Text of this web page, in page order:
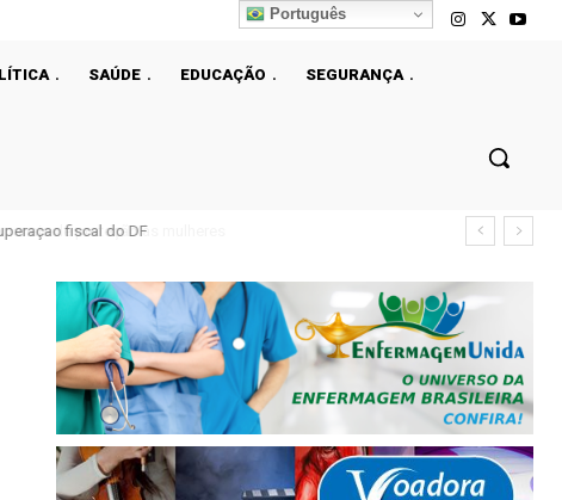
SAÚDE EDUCAÇÃO
SEGURANÇA
fiscal do DF
Português